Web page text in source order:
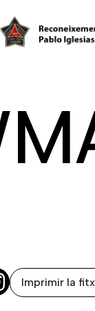
Imprimir la